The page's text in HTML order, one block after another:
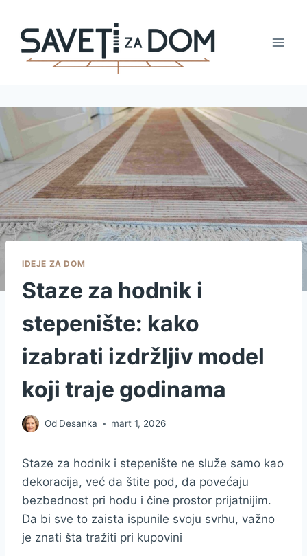
content
IDEJE ZA DOM
Staze za hodnik i
stepenište: kako
izabrati izdržljiv model
koji traje godinama
Od Desanka mart 1, 2026
Staze za hodnik i stepenište ne služe samo kao
dekoracija, već da štite pod, da povećaju
bezbednost pri hodu i čine prostor prijatnijim.
Da bi sve to zaista ispunile svoju svrhu, važno
je znati šta tražiti pri kupovini